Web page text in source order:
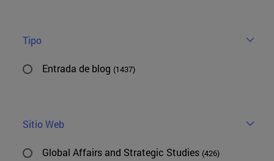
Tipo
Entrada de blog (1437)
Sitio Web
Global Affairs and Strategic Studies (426)